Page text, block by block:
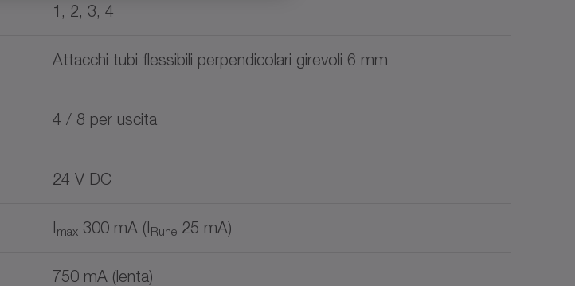
1, 2, 3, 4
Attacchi tubi flessibili perpendicolari girevoli 6 mm
4 / 8 per uscita
24 V DC
Imax 300 mA (IRuhe 25 mA)
750 mA (lenta)